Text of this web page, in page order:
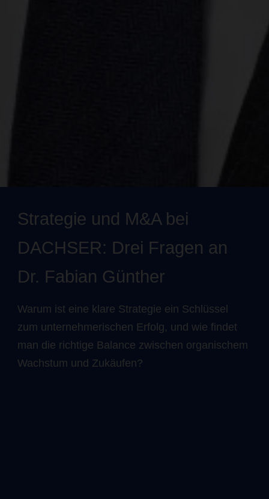
Strategie und M&A bei
DACHSER: Drei Fragen an
Dr. Fabian Günther
Warum ist eine klare Strategie ein Schlüssel
zum unternehmerischen Erfolg, und wie findet
man die richtige Balance zwischen organischem
Wachstum und Zukäufen?